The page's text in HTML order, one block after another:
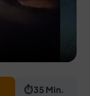
⏱ 35 Min.